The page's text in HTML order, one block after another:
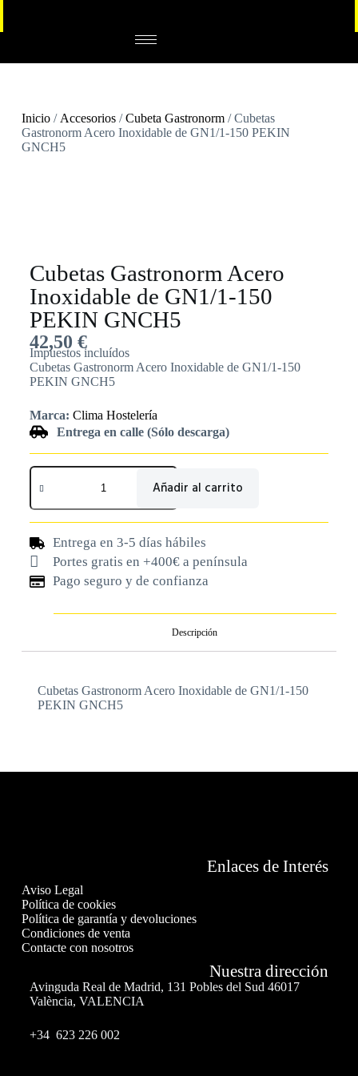
Inicio/ Accesorios/Cubeta Gastronorm/ Cubetas
Gastronorm Acero Inoxidable de GN1/1-150 PEKIN
GNCH5
Cubetas Gastronorm Acero
Inoxidable de GN1/1-150
PEKIN GNCH5
42,50 €
Impuestos incluídos
Cubetas Gastronorm Acero Inoxidable de GN1/1-150
PEKIN GNCH5
Marca: Clima Hostelería
Entrega en calle (Sólo descarga)
Añadir al carrito
Entrega en 3-5 días hábiles
Portes gratis en +400€ a península
Pago seguro y de confianza
Descripción
Cubetas Gastronorm Acero Inoxidable de GN1/1-150
PEKIN GNCH5
Enlaces de Interés
Aviso Legal
Política de cookies
Política de garantía y devoluciones
Condiciones de venta
Contacte con nosotros
Nuestra dirección
Avinguda Real de Madrid, 131 Pobles del Sud 46017
València, VALENCIA
+34 623 226 002